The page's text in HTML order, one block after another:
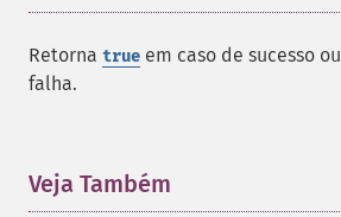
Retorna true em caso de sucesso ou
falha.
Veja Também